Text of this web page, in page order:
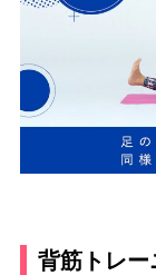
背筋トレー